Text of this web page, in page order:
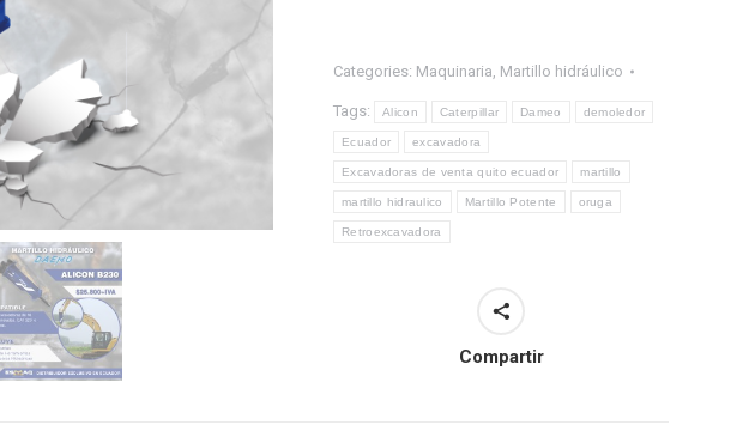
Categories: Maquinaria, Martillo hidráulico
Tags: Alicon Caterpillar Dameo demoledor
Ecuador excavadora
Excavadoras de venta quito ecuador martillo
martillo hidraulico Martillo Potente oruga
Retroexcavadora
Compartir